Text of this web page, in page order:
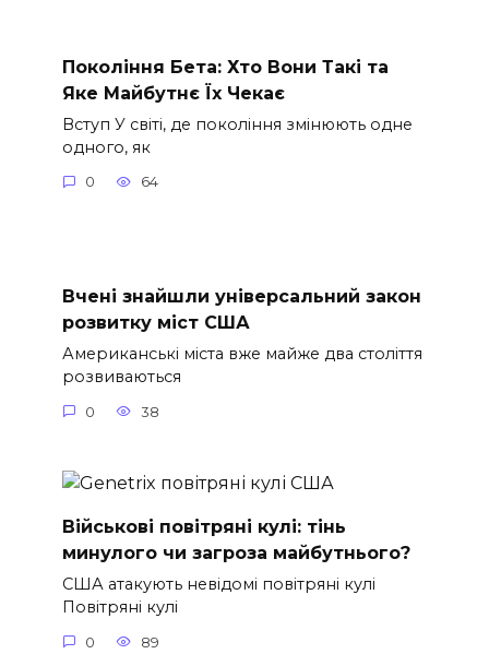
Покоління Бета: Хто Вони Такі та
Яке Майбутнє Їх Чекає
Вступ У світі, де покоління змінюють одне
одного, як
0 64
Вчені знайшли універсальний закон
розвитку міст США
Американські міста вже майже два століття
розвиваються
0 38
Військові повітряні кулі: тінь
минулого чи загроза майбутнього?
США атакують невідомі повітряні кулі
Повітряні кулі
0 89